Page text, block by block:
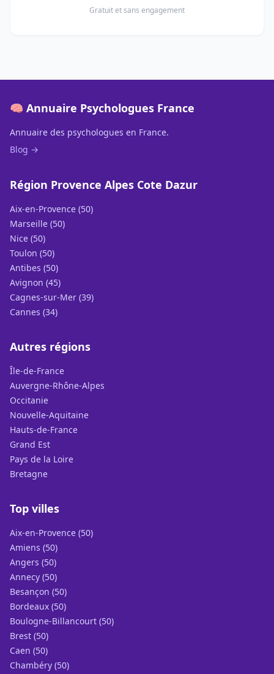
Gratuit et sans engagement
🧠 Annuaire Psychologues France
Annuaire des psychologues en France.
Blog →
Région Provence Alpes Cote Dazur
Aix-en-Provence (50)
Marseille (50)
Nice (50)
Toulon (50)
Antibes (50)
Avignon (45)
Cagnes-sur-Mer (39)
Cannes (34)
Autres régions
Île-de-France
Auvergne-Rhône-Alpes
Occitanie
Nouvelle-Aquitaine
Hauts-de-France
Grand Est
Pays de la Loire
Bretagne
Top villes
Aix-en-Provence (50)
Amiens (50)
Angers (50)
Annecy (50)
Besançon (50)
Bordeaux (50)
Boulogne-Billancourt (50)
Brest (50)
Caen (50)
Chambéry (50)